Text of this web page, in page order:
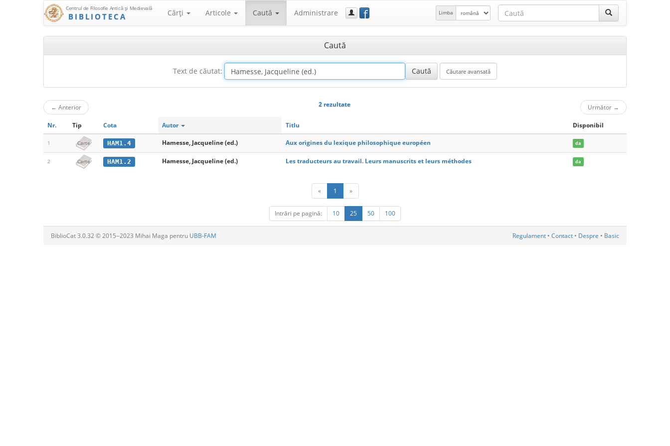
Centrul de Filosofie Antică şi Medievală
BIBLIOTECA Cărţi Articole Caută Administrare f Limba
Caută
Text de căutat:
← Anterior 2 rezultate Următor →
Nr. Tip Cota Autor Titlu Disponibil
1 Carte HAM1.4 Hamesse, Jacqueline (ed.) Aux origines du lexique philosophique européen da
2 Carte HAM1.2 Hamesse, Jacqueline (ed.) Les traducteurs au travail. Leurs manuscrits et leurs méthodes da
« 1 »
Intrări pe pagină: 10 25 50 100
BiblioCat 3.0.32 © 2015‒2023 Mihai Maga pentru UBB-FAM Regulament • Contact • Despre • Basic